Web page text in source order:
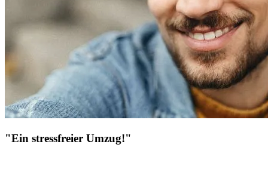
"Ein stressfreier Umzug!"